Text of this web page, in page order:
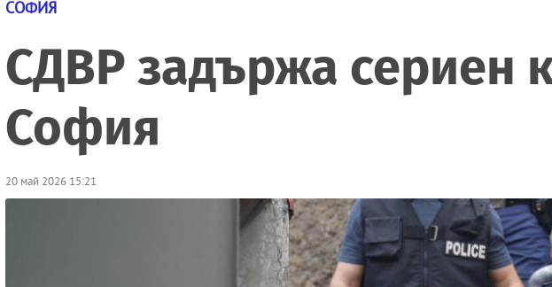
СОФИЯ
СДВР задържа сериен
София
20 май 2026 15:21